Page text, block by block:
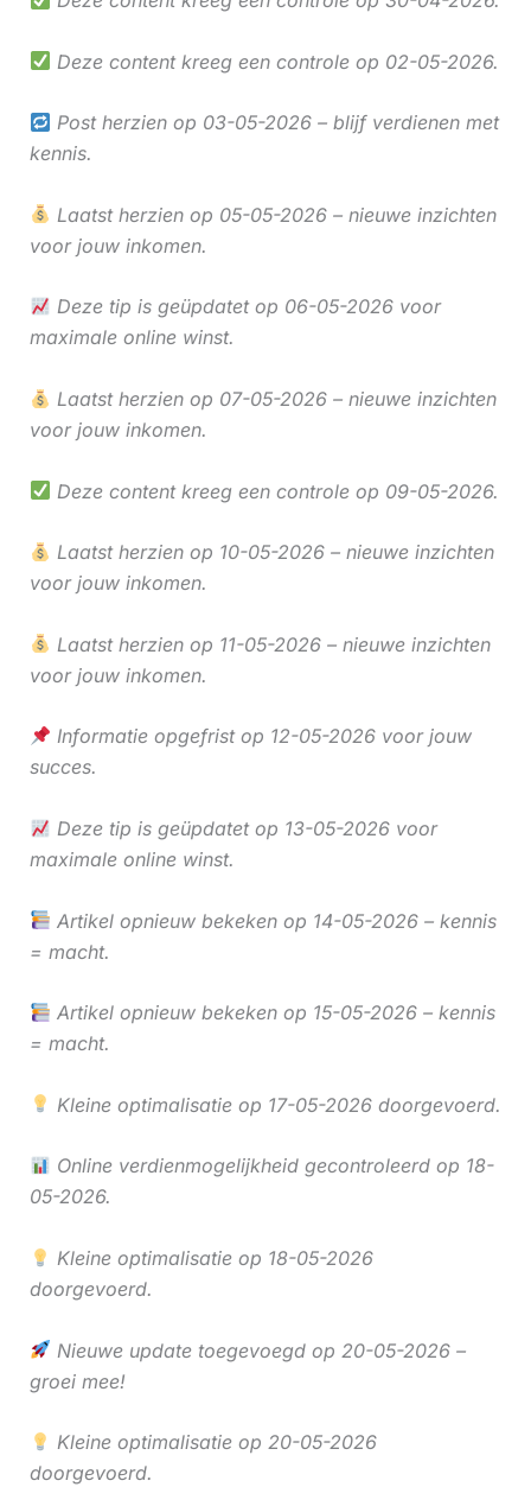
Deze content kreeg een controle op 02-05-2026.
Post herzien op 03-05-2026 – blijf verdienen met
kennis.
Laatst herzien op 05-05-2026 – nieuwe inzichten
voor jouw inkomen.
Deze tip is geüpdatet op 06-05-2026 voor
maximale online winst.
Laatst herzien op 07-05-2026 – nieuwe inzichten
voor jouw inkomen.
Deze content kreeg een controle op 09-05-2026.
Laatst herzien op 10-05-2026 – nieuwe inzichten
voor jouw inkomen.
Laatst herzien op 11-05-2026 – nieuwe inzichten
voor jouw inkomen.
Informatie opgefrist op 12-05-2026 voor jouw
succes.
Deze tip is geüpdatet op 13-05-2026 voor
maximale online winst.
Artikel opnieuw bekeken op 14-05-2026 – kennis
= macht.
Artikel opnieuw bekeken op 15-05-2026 – kennis
= macht.
Kleine optimalisatie op 17-05-2026 doorgevoerd.
Online verdienmogelijkheid gecontroleerd op 18-
05-2026.
Kleine optimalisatie op 18-05-2026
doorgevoerd.
Nieuwe update toegevoegd op 20-05-2026 –
groei mee!
Kleine optimalisatie op 20-05-2026
doorgevoerd.